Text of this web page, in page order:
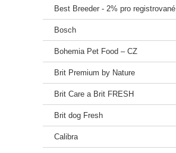
Best Breeder - 2% pro registrované
Bosch
Bohemia Pet Food – CZ
Brit Premium by Nature
Brit Care a Brit FRESH
Brit dog Fresh
Calibra